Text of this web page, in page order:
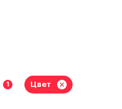
1 Цвет